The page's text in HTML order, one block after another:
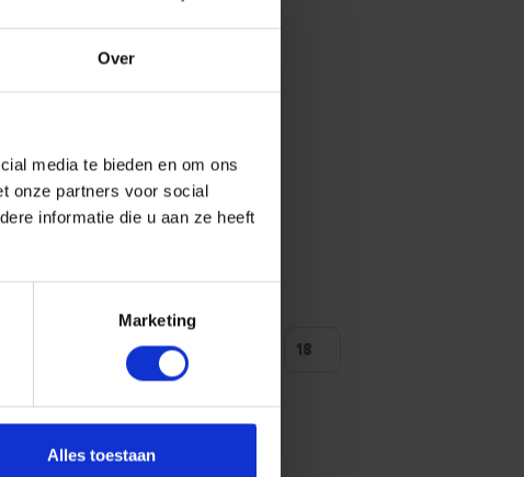
Over
media te bieden en om ons
onze partners voor social
informatie die u aan ze heeft
Marketing
Alles toestaan
+
Aantal producten tonen